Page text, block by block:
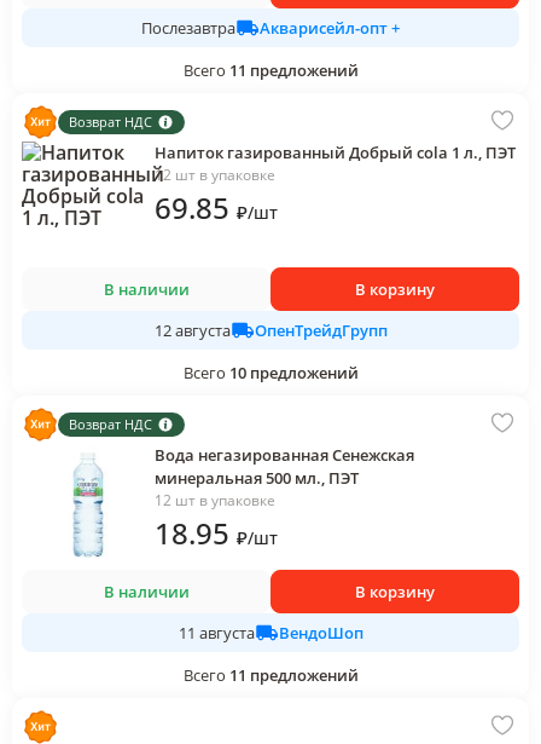
Послезавтра
Акварисейл-опт +
Всего 11 предложений
Возврат НДС
Напиток газированный Добрый cola 1 л., ПЭТ
12 шт в упаковке
69.85 ₽/шт
В наличии
В корзину
12 августа
ОпенТрейдГрупп
Всего 10 предложений
Возврат НДС
Вода негазированная Сенежская
минеральная 500 мл., ПЭТ
12 шт в упаковке
18.95 ₽/шт
В наличии
В корзину
11 августа
ВендоШоп
Всего 11 предложений